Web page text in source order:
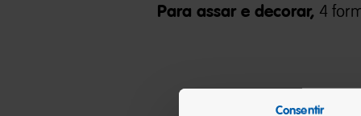
Consentir
Para assar e decorar, 4